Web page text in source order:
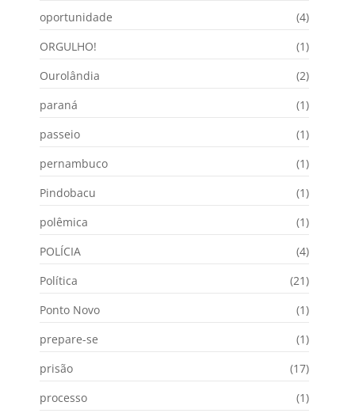
oportunidade
(4)
ORGULHO!
(1)
Ourolândia
(2)
paraná
(1)
passeio
(1)
pernambuco
(1)
Pindobacu
(1)
polêmica
(1)
POLÍCIA
(4)
Política
(21)
Ponto Novo
(1)
prepare-se
(1)
prisão
(17)
processo
(1)